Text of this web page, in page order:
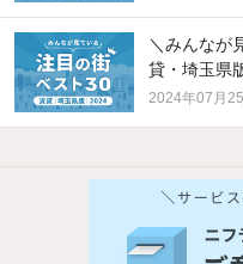
＼みんなが
貸・埼玉県
2024年07月
他の人はこんな条件で絞り
バス・トイレ別